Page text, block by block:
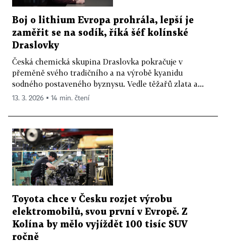
Boj o lithium Evropa prohrála, lepší je
zaměřit se na sodík, říká šéf kolínské
Draslovky
Česká chemická skupina Draslovka pokračuje v
přeměně svého tradičního a na výrobě kyanidu
sodného postaveného byznysu. Vedle těžařů zlata a...
13. 3. 2026 ▪ 14 min. čtení
Toyota chce v Česku rozjet výrobu
elektromobilů, svou první v Evropě. Z
Kolína by mělo vyjíždět 100 tisíc SUV
ročně